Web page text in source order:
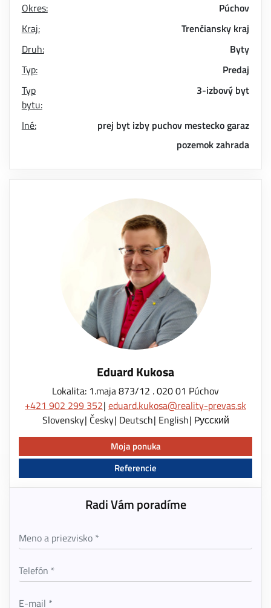
Okres:
Púchov
Kraj:
Trenčiansky kraj
Druh:
Byty
Typ:
Predaj
Typ
bytu:
3-izbový byt
Iné: prej byt izby puchov mesteckogaraz
pozemokzahrada
Eduard Kukosa
Lokalita: 1.maja 873/12 . 020 01 Púchov
+421 902 299 352 eduard.kukosa@reality-prevas.sk
Slovensky Česky Deutsch English Pусский
Moja ponuka
Referencie
Radi Vám poradíme